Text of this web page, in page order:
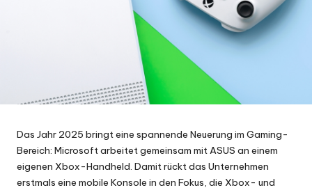
Das Jahr 2025 bringt eine spannende Neuerung im Gaming-
Bereich: Microsoft arbeitet gemeinsam mit ASUS an einem
eigenen Xbox-Handheld. Damit rückt das Unternehmen
erstmals eine mobile Konsole in den Fokus, die Xbox- und